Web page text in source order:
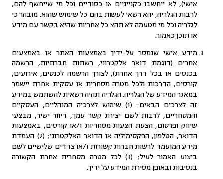
אישי), לא ייחשבו כקנייניים או כסודיים וכל מי שייחשף להם,
לרבות הגלריה, יהא רשאי לעשות בהם כל שימוש שהוא. מובהר כי
לגלריה וכל מי מטעמה לא תהא כל אחריות שהיא בקשר עם מידע
או תוכן כאמור.
מידע אישי שנמסר על-ידיך באמצעות האתר או באמצעים
אחרים (דוגמת דואר אלקטרוני, רשתות חברתיות, הרשמה
בכנסים או בכל דרך אחרת), לצורך הרשמה לכנסים, אירועים,
קורסים, הדרכות ולכל מטרה מסחרית או עסקית אחרת יישמר
במאגר המידע של הגלריה. הגלריה תהיה רשאית להשתמש במידע
זה לצרכים הבאים: (1) שימוש לצרכיה המנהליים, העסקיים
והמסחריים, לרבות לשם יצירת קשר עמך, דיוור ישיר, מבצעי
שיווק ופרסום, הצעת הצעות מסחריות ו/או קורסים, באמצעות
הדואר, הטלפון, הפקסימיליה או הדואר האלקטרוני; (2) העמדת
מידע המועמד לרשות חברות קשורות ו/או צדדים שלישיים לשם
ביצוע האמור לעיל; (3) לכל מטרה מסחרית אחרת הקשורה
בנסיבות ובאופן מסירת המידע על ידיך.